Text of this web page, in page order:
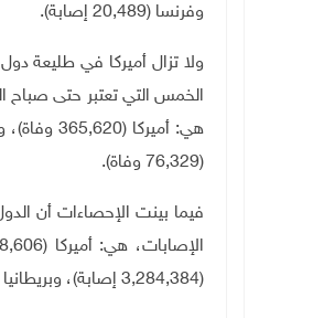
وفرنسا (20,489 إصابة).
ولا تزال أميركا في طليعة
الخمس التي تعتبر حتى صباح
(76,329 وفاة).
فيما بينت الإحصاءات أن
(3,284,384 إصابة)، وبريطانيا (2,774,479 إصابة).